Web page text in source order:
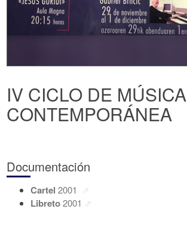
IV CICLO DE MÚSICA
CONTEMPORÁNEA
Documentación
Cartel 2001
Libreto2001